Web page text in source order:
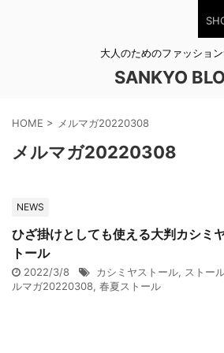
大人のためのファッション
SANKYO
HOME > メルマガ20220308
メルマガ20220308
NEWS
ひざ掛けとしても使える大判カシミ
トール
2022/3/8 カシミヤストール, ストー
ルマガ20220308, 春夏ストール